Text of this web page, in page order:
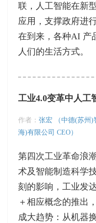
联，人工智能在新
应用，支撑政府进
在到来，各种AI 产
人们的生活方式。
工业4.0变革中人工
作者： 张宏 （中德(苏州)
海)有限公司 CEO）
第四次工业革命浪
术及智能制造科学
刻的影响，工业发
＋相应概念的推出
成大趋势：从机器